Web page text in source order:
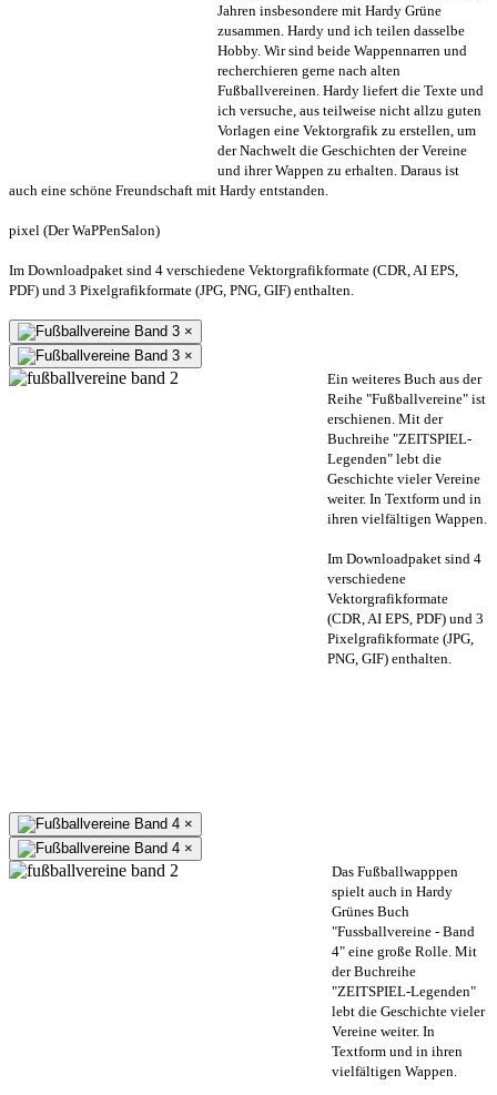
Jahren insbesondere mit Hardy Grüne
zusammen. Hardy und ich teilen dasselbe
Hobby. Wir sind beide Wappennarren und
recherchieren gerne nach alten
Fußballvereinen. Hardy liefert die Texte und
ich versuche, aus teilweise nicht allzu guten
Vorlagen eine Vektorgrafik zu erstellen, um
der Nachwelt die Geschichten der Vereine
und ihrer Wappen zu erhalten. Daraus ist
auch eine schöne Freundschaft mit Hardy entstanden.
pixel (Der WaPPenSalon)
Im Downloadpaket sind 4 verschiedene Vektorgrafikformate (CDR, AI EPS,
PDF) und 3 Pixelgrafikformate (JPG, PNG, GIF) enthalten.
×
×
Ein weiteres Buch aus der
Reihe "Fußballvereine" ist
erschienen. Mit der
Buchreihe "ZEITSPIEL-
Legenden" lebt die
Geschichte vieler Vereine
weiter. In Textform und in
ihren vielfältigen Wappen.
Im Downloadpaket sind 4
verschiedene
Vektorgrafikformate
(CDR, AI EPS, PDF) und 3
Pixelgrafikformate (JPG,
PNG, GIF) enthalten.
×
×
Das Fußballwapppen
spielt auch in Hardy
Grünes Buch
"Fussballvereine - Band
4" eine große Rolle. Mit
der Buchreihe
"ZEITSPIEL-Legenden"
lebt die Geschichte vieler
Vereine weiter. In
Textform und in ihren
vielfältigen Wappen.